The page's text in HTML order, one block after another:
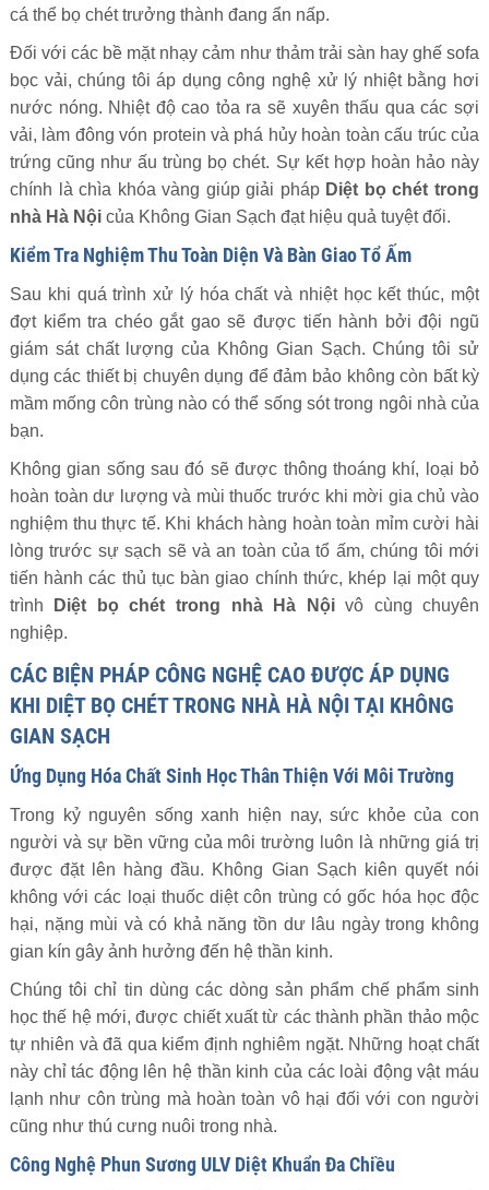
cá thể bọ chét trưởng thành đang ẩn nấp.
Đối với các bề mặt nhạy cảm như thảm trải sàn hay ghế sofa
bọc vải, chúng tôi áp dụng công nghệ xử lý nhiệt bằng hơi
nước nóng. Nhiệt độ cao tỏa ra sẽ xuyên thấu qua các sợi
vải, làm đông vón protein và phá hủy hoàn toàn cấu trúc của
trứng cũng như ấu trùng bọ chét. Sự kết hợp hoàn hảo này
chính là chìa khóa vàng giúp giải pháp Diệt bọ chét trong
nhà Hà Nộicủa Không Gian Sạch đạt hiệu quả tuyệt đối.
Kiểm Tra Nghiệm Thu Toàn Diện Và Bàn Giao Tổ Ấm
Sau khi quá trình xử lý hóa chất và nhiệt học kết thúc, một
đợt kiểm tra chéo gắt gao sẽ được tiến hành bởi đội ngũ
giám sát chất lượng của Không Gian Sạch. Chúng tôi sử
dụng các thiết bị chuyên dụng để đảm bảo không còn bất kỳ
mầm mống côn trùng nào có thể sống sót trong ngôi nhà của
bạn.
Không gian sống sau đó sẽ được thông thoáng khí, loại bỏ
hoàn toàn dư lượng và mùi thuốc trước khi mời gia chủ vào
nghiệm thu thực tế. Khi khách hàng hoàn toàn mỉm cười hài
lòng trước sự sạch sẽ và an toàn của tổ ấm, chúng tôi mới
tiến hành các thủ tục bàn giao chính thức, khép lại một quy
trình
Diệt bọ chét trong nhà Hà Nộivô cùng chuyên
nghiệp.
CÁC BIỆN PHÁP CÔNG NGHỆ CAO ĐƯỢC ÁP DỤNG
KHI DIỆT BỌ CHÉT TRONG NHÀ HÀ NỘI TẠI KHÔNG
GIAN SẠCH
Ứng Dụng Hóa Chất Sinh Học Thân Thiện Với Môi Trường
Trong kỷ nguyên sống xanh hiện nay, sức khỏe của con
người và sự bền vững của môi trường luôn là những giá trị
được đặt lên hàng đầu. Không Gian Sạch kiên quyết nói
không với các loại thuốc diệt côn trùng có gốc hóa học độc
hại, nặng mùi và có khả năng tồn dư lâu ngày trong không
gian kín gây ảnh hưởng đến hệ thần kinh.
Chúng tôi chỉ tin dùng các dòng sản phẩm chế phẩm sinh
học thế hệ mới, được chiết xuất từ các thành phần thảo mộc
tự nhiên và đã qua kiểm định nghiêm ngặt. Những hoạt chất
này chỉ tác động lên hệ thần kinh của các loài động vật máu
lạnh như côn trùng mà hoàn toàn vô hại đối với con người
cũng như thú cưng nuôi trong nhà.
Công Nghệ Phun Sương ULV Diệt Khuẩn Đa Chiều